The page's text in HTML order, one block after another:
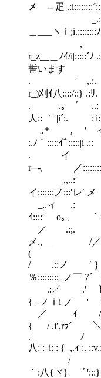
メ ‐- 疋
_.:* ／
＿___ヽ
, イ. |i::
r_z__
誓います
. ′ ,.:. . :
r_)刈ｲ八::::/::}
. ,｡ ﾞ ,.: .: ′
人:: ｀′|i´:.
｡* , ′ イ. 彡
:.ﾉ｀:::::ｲﾞ:::::|i
. イ
r─‐, ／
_,,..:′ ´
イ:::::::ノ:::′
_,.ィ .: ′ ,. -
ｲ::::′ o｡
／ .:;. r
メ.,__ /
(
/ .::ノ ′ ｝.:
％:::::::::_
.:／ .′ ｝ﾉ
{ _ノⅰi ノ
／ ｲ /″ ｊ:.'
{ / .i′,rﾗ
. ﾉ 〈 ノ
八: : |i: : {_,.ｨ
/ メ、
｀:八{ヾ}